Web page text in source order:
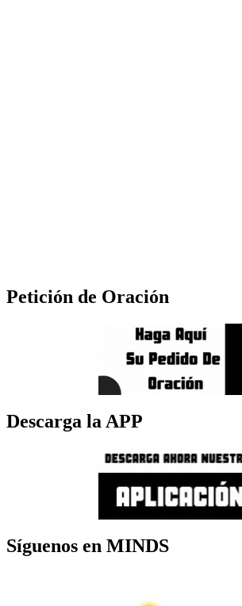
Petición de Oración
Descarga la APP
Síguenos en MINDS